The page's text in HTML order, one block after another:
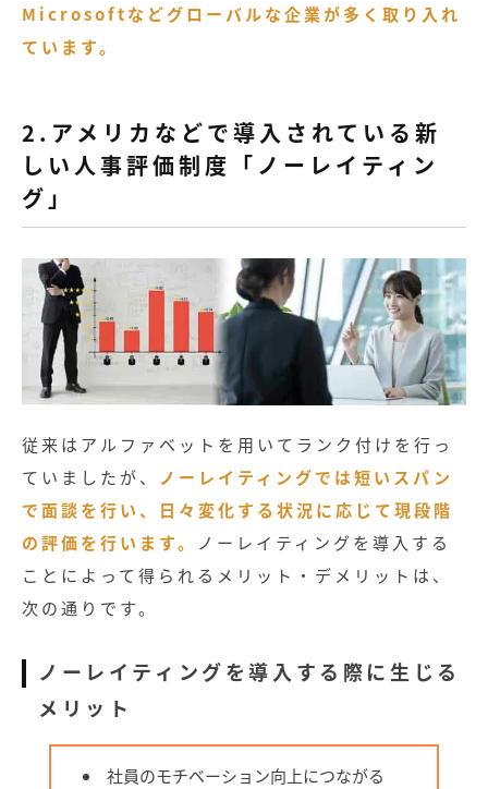
Microsoftなどグローバルな企業が多く取り入れ
ています。
2.アメリカなどで導入されている新
しい人事評価制度「ノーレイティン
グ」
従来はアルファベットを用いてランク付けを行っ
ていましたが、 ノーレイティングでは短いスパン
で面談を行い、日々変化する状況に応じて現段階
の評価を行います。
ノーレイティングを導入する
ことによって得られるメリット・デメリットは、
次の通りです。
ノーレイティングを導入する際に生じる
メリット
社員のモチベーション向上につながる